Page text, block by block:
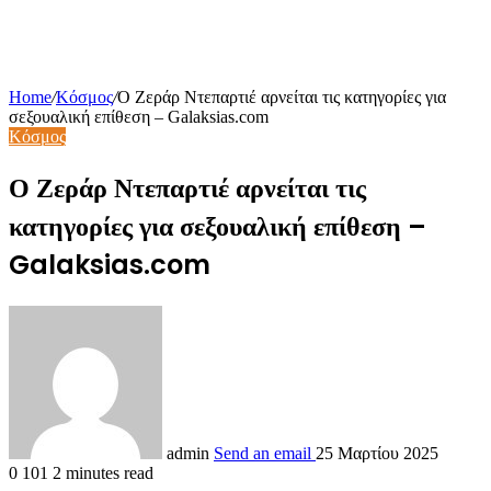
Home/Κόσμος/Ο Ζεράρ Ντεπαρτιέ αρνείται τις κατηγορίες για
σεξουαλική επίθεση – Galaksias.com
Κόσμος
Ο Ζεράρ Ντεπαρτιέ αρνείται τις
κατηγορίες για σεξουαλική επίθεση –
Galaksias.com
admin Send an email 25 Μαρτίου 2025
0 101 2 minutes read